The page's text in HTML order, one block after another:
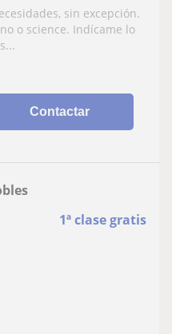
sin excepción.
o science. Indícame lo
Contactar
1ª clase gratis